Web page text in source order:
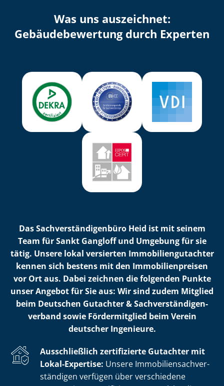
Was uns auszeichnet:
Ge­bäu­de­be­wer­tung durch Experten
Das Sach­ver­stän­di­gen­bü­ro Heid ist mit seinem
Team für Sankt Gangloff und Umgebung für sie
tätig. Unsere lokal versierten Im­mo­bi­li­en­gut­ach­ter
kennen sich bestens mit den Im­mo­bi­li­en­prei­sen
vor Ort aus. Dabei zeichnen die folgenden Punkte
unser Angebot für Sie aus: Wir sind zudem Mitglied
beim Deutschen Gutachter & Sach­ver­stän­di­gen­
ver­band sowie Fördermitglied beim Verein
deutscher Ingenieure.
Ausschließlich zertifizierte Gutachter mit
Lokal-Expertise: Unsere Im­mo­bi­li­en­sach­ver­
stän­di­gen verfügen über verschiedene